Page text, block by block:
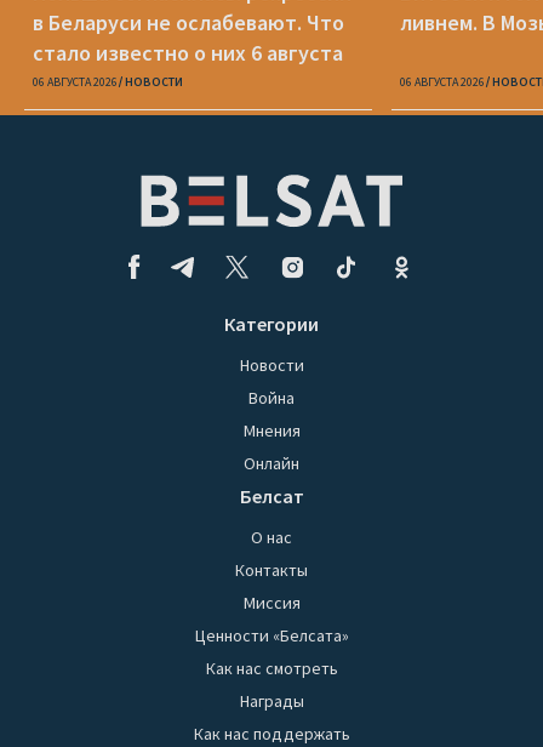
в Беларуси не ослабевают. Что
стало известно о них 6 августа
06 АВГУСТА 2026 НОВОСТИ
ливнем. В
06 АВГУСТА 2026
Категории
Новости
Война
Мнения
Онлайн
Белсат
О нас
Контакты
Миссия
Ценности «Белсата»
Как нас смотреть
Награды
Как нас поддержать